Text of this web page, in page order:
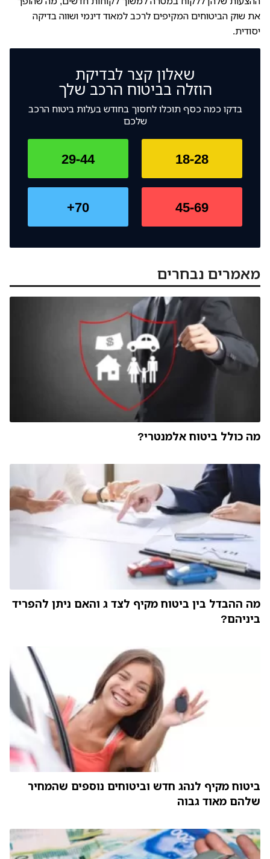
את שוק הביטוחים המקיפים לרכב למאוד דינמי ושווה בדיקה
יסודית.
שאלון קצר לבדיקת
הוזלה בביטוח הרכב שלך
בדקו כמה כסף תוכלו לחסוך בחודש בעלות ביטוח הרכב
שלכם
18-28
29-44
45-69
70+
מאמרים נבחרים
מה כולל ביטוח אלמנטרי?
מה ההבדל בין ביטוח מקיף לצד ג והאם ניתן להפריד
ביניהם?
ביטוח מקיף לנהג חדש וביטוחים נוספים שהמחיר
שלהם מאוד גבוה